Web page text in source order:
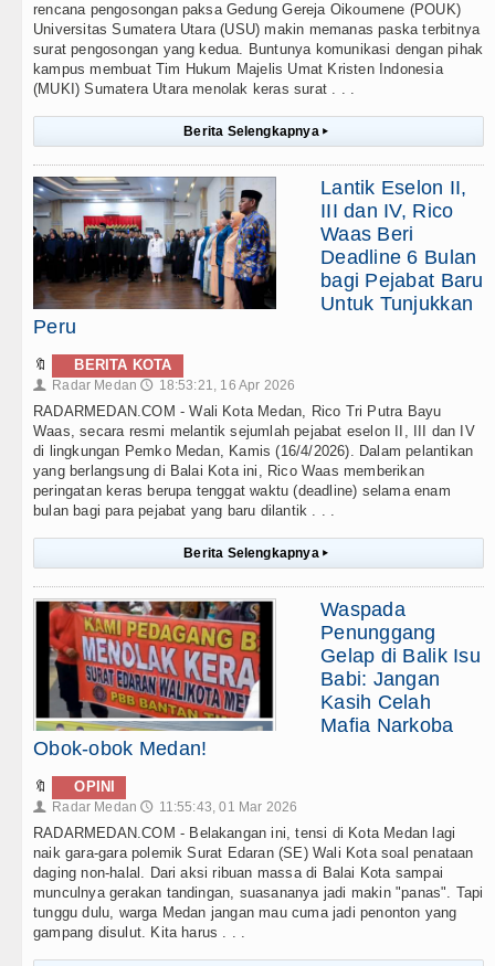
rencana pengosongan paksa Gedung Gereja Oikoumene (POUK)
Universitas Sumatera Utara (USU) makin memanas paska terbitnya
surat pengosongan yang kedua. Buntunya komunikasi dengan pihak
kampus membuat Tim Hukum Majelis Umat Kristen Indonesia
(MUKI) Sumatera Utara menolak keras surat . . .
Berita Selengkapnya ▸
Lantik Eselon II,
III dan IV, Rico
Waas Beri
Deadline 6 Bulan
bagi Pejabat Baru
Untuk Tunjukkan
Peru
🔖 BERITA KOTA
👤 Radar Medan 🕔 18:53:21, 16 Apr 2026
RADARMEDAN.COM - Wali Kota Medan, Rico Tri Putra Bayu
Waas, secara resmi melantik sejumlah pejabat eselon II, III dan IV
di lingkungan Pemko Medan, Kamis (16/4/2026). Dalam pelantikan
yang berlangsung di Balai Kota ini, Rico Waas memberikan
peringatan keras berupa tenggat waktu (deadline) selama enam
bulan bagi para pejabat yang baru dilantik . . .
Berita Selengkapnya ▸
Waspada
Penunggang
Gelap di Balik Isu
Babi: Jangan
Kasih Celah
Mafia Narkoba
Obok-obok Medan!
🔖 OPINI
👤 Radar Medan 🕔 11:55:43, 01 Mar 2026
RADARMEDAN.COM - Belakangan ini, tensi di Kota Medan lagi
naik gara-gara polemik Surat Edaran (SE) Wali Kota soal penataan
daging non-halal. Dari aksi ribuan massa di Balai Kota sampai
munculnya gerakan tandingan, suasananya jadi makin "panas". Tapi
tunggu dulu, warga Medan jangan mau cuma jadi penonton yang
gampang disulut. Kita harus . . .